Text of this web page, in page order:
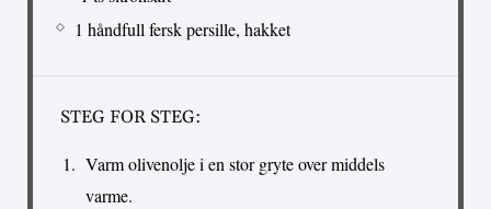
1 håndfull fersk persille, hakket
STEG FOR STEG:
Varm olivenolje i en stor gryte over middels
varme.